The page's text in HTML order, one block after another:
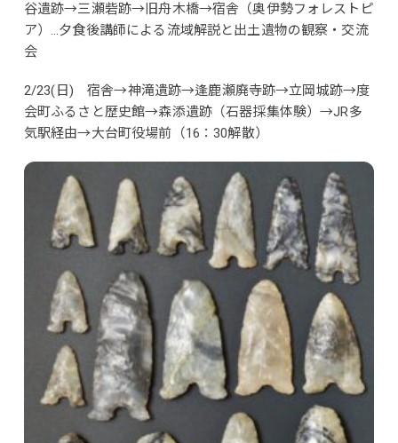
谷遺跡→三瀬砦跡→旧舟木橋→宿舎（奥伊勢フォレストピ
ア）…夕食後講師による流域解説と出土遺物の観察・交流
会
2/23(日) 宿舎→神滝遺跡→逢鹿瀬廃寺跡→立岡城跡→度
会町ふるさと歴史館→森添遺跡（石器採集体験）→JR多
気駅経由→大台町役場前（16：30解散）